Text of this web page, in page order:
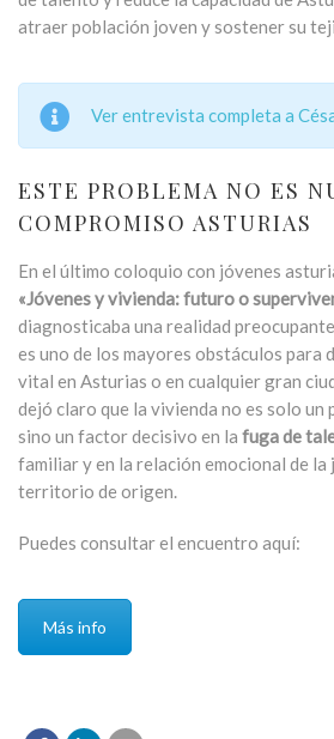
atraer población joven y sostener su
Ver entrevista completa a
ESTE PROBLEMA NO ES
COMPROMISO ASTURIAS
En el último coloquio con jóvenes
«Jóvenes y vivienda: futuro o
diagnosticaba una realidad
es uno de los mayores obstáculos
vital en Asturias o en cualquier gran
dejó claro que la vivienda no es solo un
sino un factor decisivo en la fuga de
familiar y en la relación emocional de la
territorio de origen.
Puedes consultar el encuentro aquí:
Más info